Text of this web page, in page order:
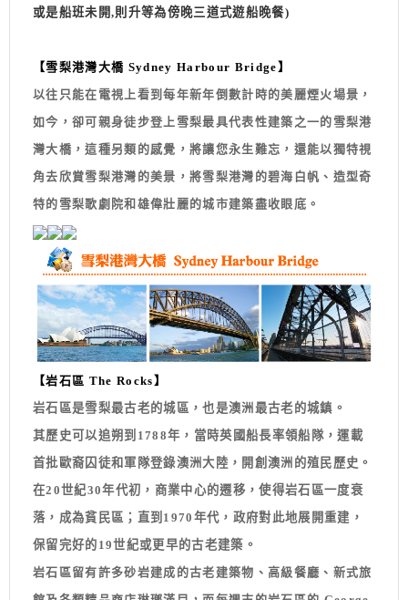
或是船班未開,則升等為傍晚三道式遊船晚餐)
【雪梨港灣大橋 Sydney Harbour Bridge】
以往只能在電視上看到每年新年倒數計時的美麗煙火場景，
如今，卻可親身徒步登上雪梨最具代表性建築之一的雪梨港
灣大橋，這種另類的感覺，將讓您永生難忘，還能以獨特視
角去欣賞雪梨港灣的美景，將雪梨港灣的碧海白帆、造型奇
特的雪梨歌劇院和雄偉壯麗的城市建築盡收眼底。
【岩石區 The Rocks】
岩石區是雪梨最古老的城區，也是澳洲最古老的城鎮。
其歷史可以追朔到1788年，當時英國船長率領船隊，運載
首批歐裔囚徒和軍隊登錄澳洲大陸，開創澳洲的殖民歷史。
在20世紀30年代初，商業中心的遷移，使得岩石區一度衰
落，成為貧民區；直到1970年代，政府對此地展開重建，
保留完好的19世紀或更早的古老建築。
岩石區留有許多砂岩建成的古老建築物、高級餐廳、新式旅